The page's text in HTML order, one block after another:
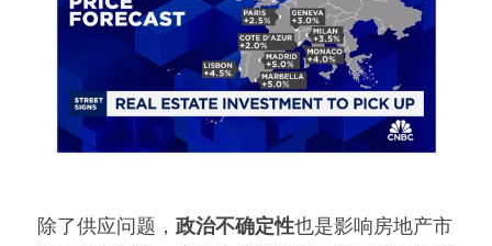
除了供应问题， 政治不确定性也是影响房地产市